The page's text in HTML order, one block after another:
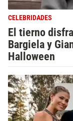
CELEBRIDADES
El tierno
Bargiela y
Halloween